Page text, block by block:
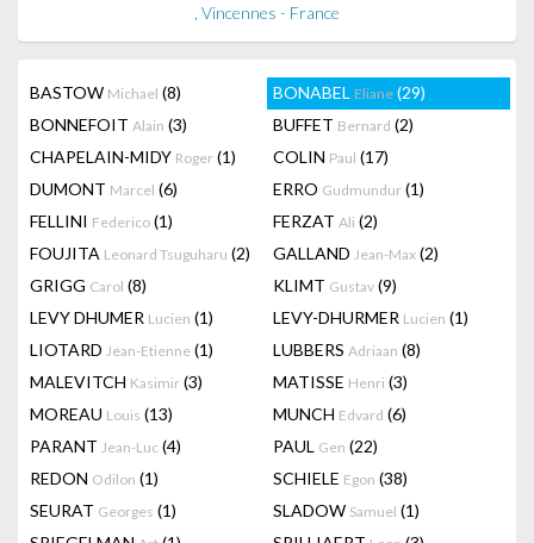
, Vincennes - France
BASTOW Michael (8) BONABEL Eliane (29)
BONNEFOIT Alain (3) BUFFET Bernard (2)
CHAPELAIN-MIDY Roger (1) COLIN Paul (17)
DUMONT Marcel (6) ERRO Gudmundur (1)
FELLINI Federico (1) FERZAT Ali (2)
FOUJITA Leonard Tsuguharu (2) GALLAND Jean-Max (2)
GRIGG Carol (8) KLIMT Gustav (9)
LEVY DHUMER Lucien (1) LEVY-DHURMER Lucien (1)
LIOTARD Jean-Etienne (1) LUBBERS Adriaan (8)
MALEVITCH Kasimir (3) MATISSE Henri (3)
MOREAU Louis (13) MUNCH Edvard (6)
PARANT Jean-Luc (4) PAUL Gen (22)
REDON Odilon (1) SCHIELE Egon (38)
SEURAT Georges (1) SLADOW Samuel (1)